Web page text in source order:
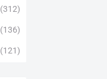
(312)
(136)
(121)